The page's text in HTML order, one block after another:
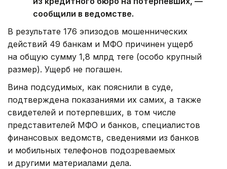
сообщили в ведомстве.
В результате 176 эпизодов мошеннических
действий 49 банкам и МФО причинен ущерб
на общую сумму 1,8 млрд теңге (особо крупный
размер). Ущерб не погашен.
Вина подсудимых, как пояснили в суде,
подтверждена показаниями их самих, а также
свидетелей и потерпевших, в том числе
представителей МФО и банков, специалистов
финансовых ведомств, сведениями из банков
и мобильных телефонов подозреваемых
и другими материалами дела.